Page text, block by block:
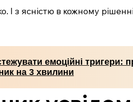
І з ясністю в кожному
емоційні тригери:
на 3 хвилини